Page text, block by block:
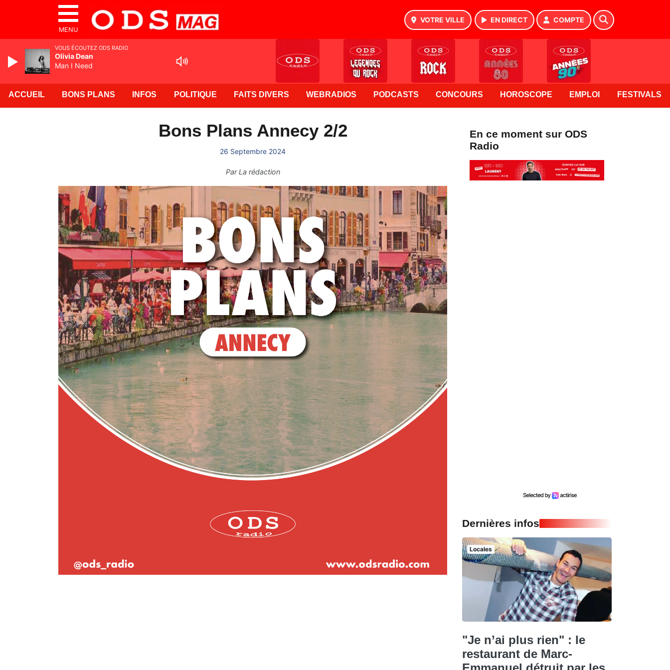
MENU
VOTRE VILLE EN DIRECT COMPTE
ACCUEIL BONS PLANS INFOS POLITIQUE FAITS DIVERS WEBRADIOS PODCASTS CONCOURS HOROSCOPE EMPLOI FESTIVALS
Bons Plans Annecy 2/2
26 Septembre 2024
ParLa rédaction
En ce moment sur ODS
Radio
Dernières infos
Locales
"Je n’ai plus rien" : le
restaurant de Marc-
VOUS ÉCOUTEZ ODS RADIO
Olivia Dean
Man I Need